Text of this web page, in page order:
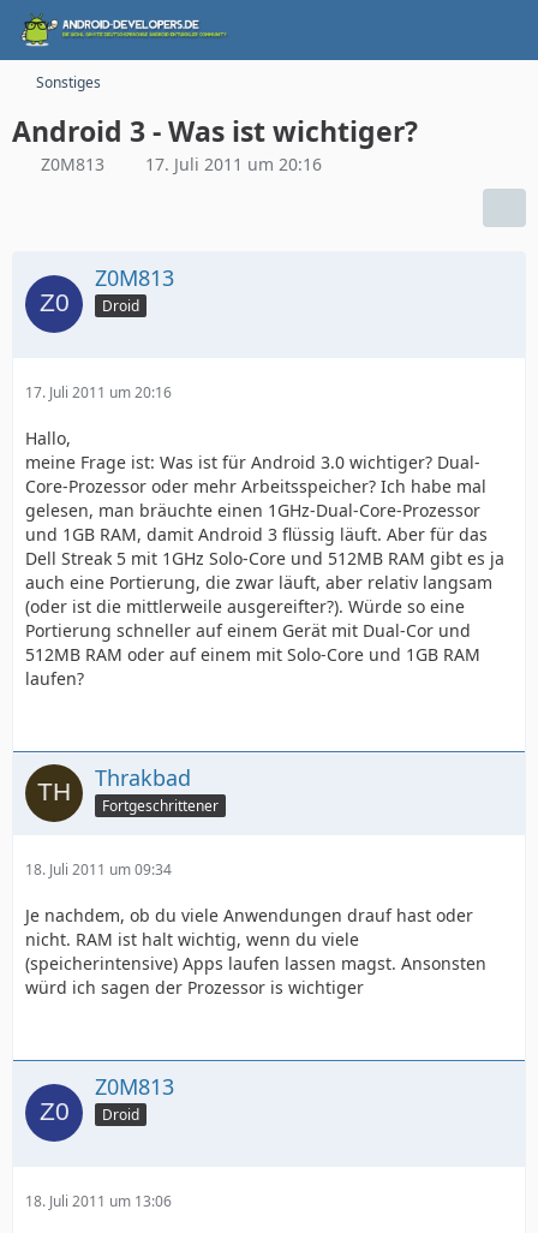
Sonstiges
Android 3 - Was ist wichtiger?
Z0M813 17. Juli 2011 um 20:16
Z0M813
Droid
17. Juli 2011 um 20:16
Hallo,
meine Frage ist: Was ist für Android 3.0 wichtiger? Dual-
Core-Prozessor oder mehr Arbeitsspeicher? Ich habe mal
gelesen, man bräuchte einen 1GHz-Dual-Core-Prozessor
und 1GB RAM, damit Android 3 flüssig läuft. Aber für das
Dell Streak 5 mit 1GHz Solo-Core und 512MB RAM gibt es ja
auch eine Portierung, die zwar läuft, aber relativ langsam
(oder ist die mittlerweile ausgereifter?). Würde so eine
Portierung schneller auf einem Gerät mit Dual-Cor und
512MB RAM oder auf einem mit Solo-Core und 1GB RAM
laufen?
Thrakbad
Fortgeschrittener
18. Juli 2011 um 09:34
Je nachdem, ob du viele Anwendungen drauf hast oder
nicht. RAM ist halt wichtig, wenn du viele
(speicherintensive) Apps laufen lassen magst. Ansonsten
würd ich sagen der Prozessor is wichtiger
Z0M813
Droid
18. Juli 2011 um 13:06